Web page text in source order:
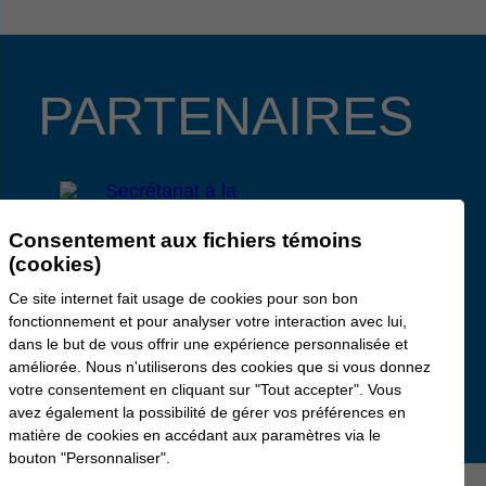
PARTENAIRES
Consentement aux fichiers témoins
(cookies)
Ce site internet fait usage de cookies pour son bon
fonctionnement et pour analyser votre interaction avec lui,
dans le but de vous offrir une expérience personnalisée et
améliorée. Nous n'utiliserons des cookies que si vous donnez
votre consentement en cliquant sur "Tout accepter". Vous
avez également la possibilité de gérer vos préférences en
matière de cookies en accédant aux paramètres via le
bouton "Personnaliser".